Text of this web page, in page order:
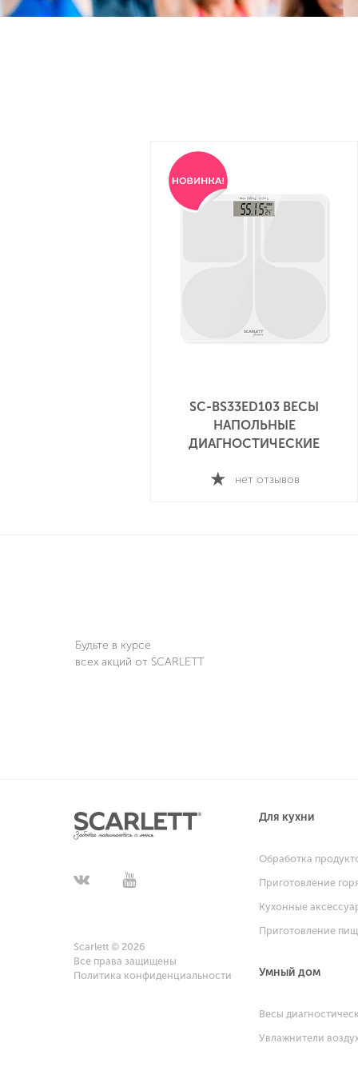
SC-BS33ED103 ВЕСЫ
НАПОЛЬНЫЕ
ДИАГНОСТИЧЕСКИЕ
нет отзывов
Будьте в курсе
всех акций от SCARLETT
Scarlett © 2026
Все права защищены
Политика конфиденциальности
Для кухни
Обработка
Приготовление
Кухонные
Приготовление
Умный дом
Весы
Увлажнители